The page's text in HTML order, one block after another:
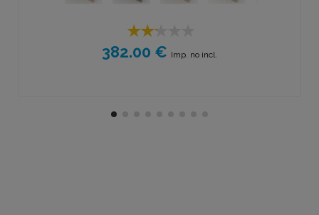
382.00 € Imp. no incl.